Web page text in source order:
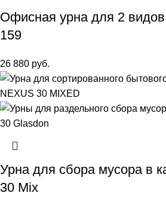
Офисная урна для 2
159
26 880 руб.
Урна для сбора мусора в
30 Mix